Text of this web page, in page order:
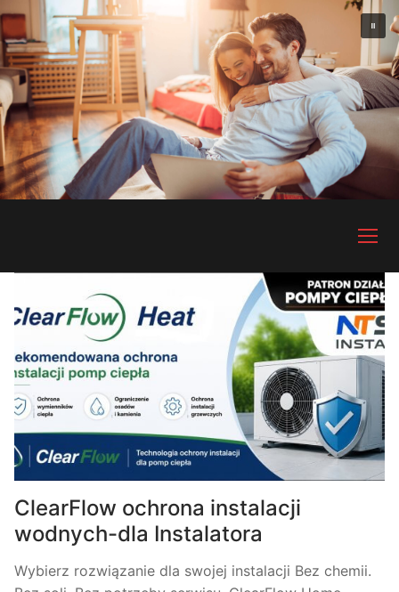
ClearFlow ochrona instalacji
wodnych-dla Instalatora
Wybierz rozwiązanie dla swojej instalacji Bez chemii.